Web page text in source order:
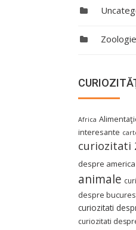
Zoologie
Africa
interesante
curiozitati
despre america
animale
despre
curiozitati
curiozitati